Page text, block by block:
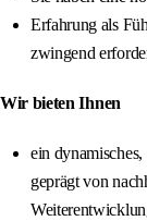
Erfahrung als
zwingend
Wir bieten Ihnen
ein
geprägt von